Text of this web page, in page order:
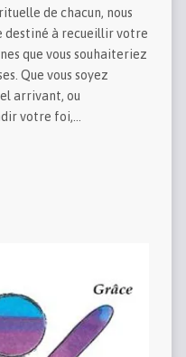
de chacun, nous
destiné à recueillir votre
que vous souhaiteriez
Que vous soyez
arrivant, ou
votre foi,…